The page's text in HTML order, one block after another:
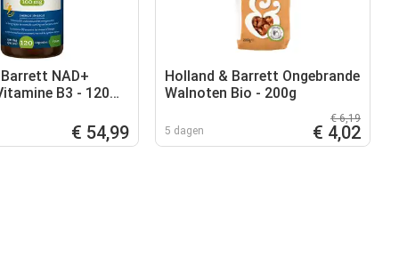
NAD+
B3 - 120
€ 54,99
Holland & Barrett Ongebrande
Walnoten Bio - 200g
5 dagen
€ 6,19
€ 4,02